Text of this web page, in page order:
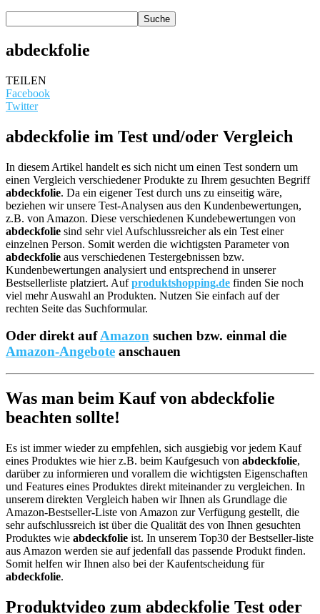
abdeckfolie
TEILEN
Facebook
Twitter
abdeckfolie im Test und/oder Vergleich
In diesem Artikel handelt es sich nicht um einen Test sondern um
einen Vergleich verschiedener Produkte zu Ihrem gesuchten Begriff
abdeckfolie. Da ein eigener Test durch uns zu einseitig wäre,
beziehen wir unsere Test-Analysen aus den Kundenbewertungen,
z.B. von Amazon. Diese verschiedenen Kundebewertungen von
abdeckfolie sind sehr viel Aufschlussreicher als ein Test einer
einzelnen Person. Somit werden die wichtigsten Parameter von
abdeckfolie aus verschiedenen Testergebnissen bzw.
Kundenbewertungen analysiert und entsprechend in unserer
Bestsellerliste platziert. Aufproduktshopping.de finden Sie noch
viel mehr Auswahl an Produkten. Nutzen Sie einfach auf der
rechten Seite das Suchformular.
Oder direkt aufAmazon suchen bzw. einmal die
Amazon-Angebote anschauen
Was man beim Kauf von abdeckfolie
beachten sollte!
Es ist immer wieder zu empfehlen, sich ausgiebig vor jedem Kauf
eines Produktes wie hier z.B. beim Kaufgesuch von abdeckfolie,
darüber zu informieren und vorallem die wichtigsten Eigenschaften
und Features eines Produktes direkt miteinander zu vergleichen. In
unserem direkten Vergleich haben wir Ihnen als Grundlage die
Amazon-Bestseller-Liste von Amazon zur Verfügung gestellt, die
sehr aufschlussreich ist über die Qualität des von Ihnen gesuchten
Produktes wie abdeckfolie ist. In unserem Top30 der Bestseller-liste
aus Amazon werden sie auf jedenfall das passende Produkt finden.
Somit helfen wir Ihnen also bei der Kaufentscheidung für
abdeckfolie.
Produktvideo zum abdeckfolie Test oder